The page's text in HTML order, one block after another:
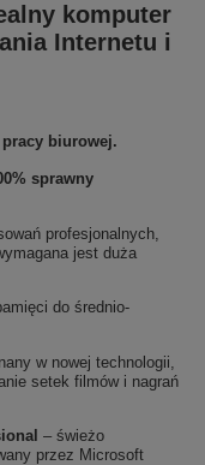
komputer
Internetu i
pracy biurowej.
sprawny
profesjonalnych,
jest duża
do średnio-
w nowej technologii,
setek filmów i nagrań
– świeżo
przez Microsoft